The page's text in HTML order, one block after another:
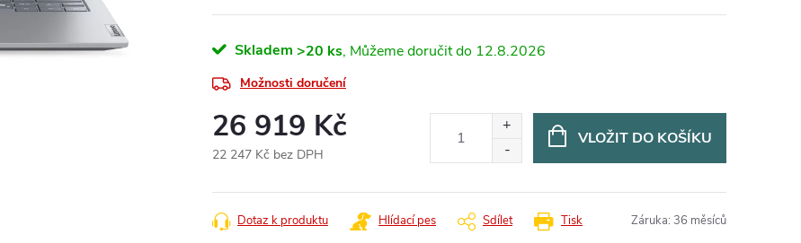
Skladem >20 ks 12.8.2026
Možnosti doručení
26 919 Kč
22 247 Kč bez DPH
cena:
VLOŽIT DO KOŠÍKU
Tisk
Dotaz k produktu Hlídací pes Sdílet Záruka: 36 měsíců